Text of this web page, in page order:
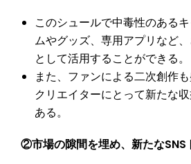
このシュールで中毒性のある
ムやグッズ、専用アプリなど
として活用することができる。
また、ファンによる二次創作
クリエイターにとって新たな
ある。
②市場の隙間を埋め、新たなSNS